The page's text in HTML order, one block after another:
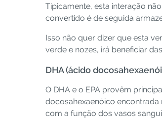
Tipicamente, esta interação
convertido é de seguida
Isso não quer dizer que esta
verde e nozes, irá beneficiar
DHA (ácido
O DHA e o EPA provêm
docosahexaenóico
com a função dos vasos